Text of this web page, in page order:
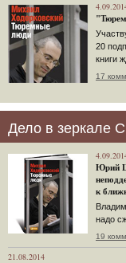
20
книги
17
Дело в зеркале
Юрий
к
надо
19
21.08.2014